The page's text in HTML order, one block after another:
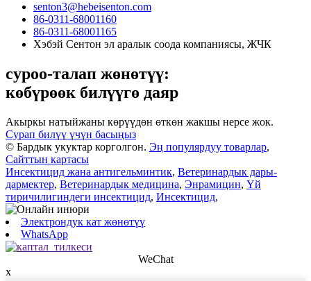
senton3@hebeisenton.com
86-0311-68001160
86-0311-68001165
Хэбэй Сентон эл аралык соода компаниясы, ЖЧК
суроо-талап жөнөтүү:
көбүрөөк билүүгө даяр
Акыркы натыйжаны көрүүдөн өткөн жакшы нерсе жок.
Сурап ​​билүү үчүн басыңыз
© Бардык укуктар корголгон. Эң популярдуу товарлар,
Сайттын картасы
Инсектицид жана антигельминтик, Ветеринардык дары-
дармектер, Ветеринардык медицина, Энрамицин, Үй
тиричилигиндеги инсектицид, Инсектицид,
Электрондук кат жөнөтүү
WhatsApp
WeChat
x